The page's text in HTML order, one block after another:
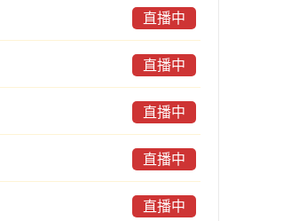
直播中
直播中
直播中
直播中
直播中